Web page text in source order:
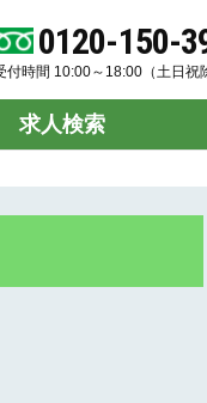
0120-150-
付時間 10:00～18:00（土日祝
求人検索